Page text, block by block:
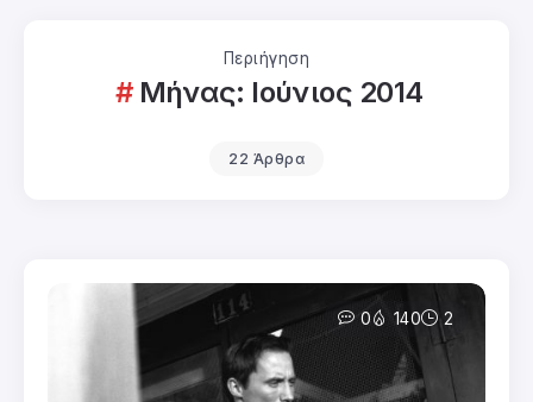
Περιήγηση
Μήνας: Ιούνιος 2014
22 Άρθρα
0 140 2